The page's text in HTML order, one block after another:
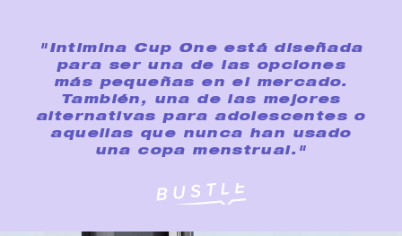
"Intimina Cup One está diseñada
para ser una de las opciones
más pequeñas en el mercado.
También, una de las mejores
alternativas para adolescentes o
aquellas que nunca han usado
una copa menstrual."